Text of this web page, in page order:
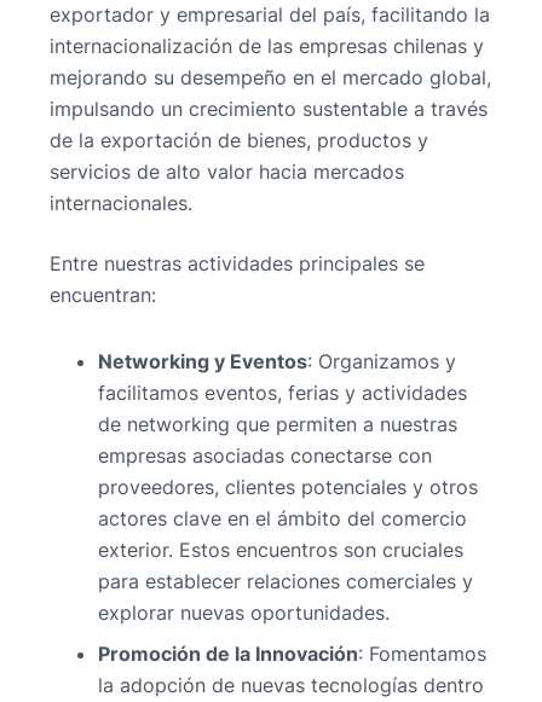
exportador y empresarial del país, facilitando la
internacionalización de las empresas chilenas y
mejorando su desempeño en el mercado global,
impulsando un crecimiento sustentable a través
de la exportación de bienes, productos y
servicios de alto valor hacia mercados
internacionales.
Entre nuestras actividades principales se
encuentran:
Networking y Eventos: Organizamos y
facilitamos eventos, ferias y actividades
de networking que permiten a nuestras
empresas asociadas conectarse con
proveedores, clientes potenciales y otros
actores clave en el ámbito del comercio
exterior. Estos encuentros son cruciales
para establecer relaciones comerciales y
explorar nuevas oportunidades.
Promoción de la Innovación: Fomentamos
la adopción de nuevas tecnologías dentro